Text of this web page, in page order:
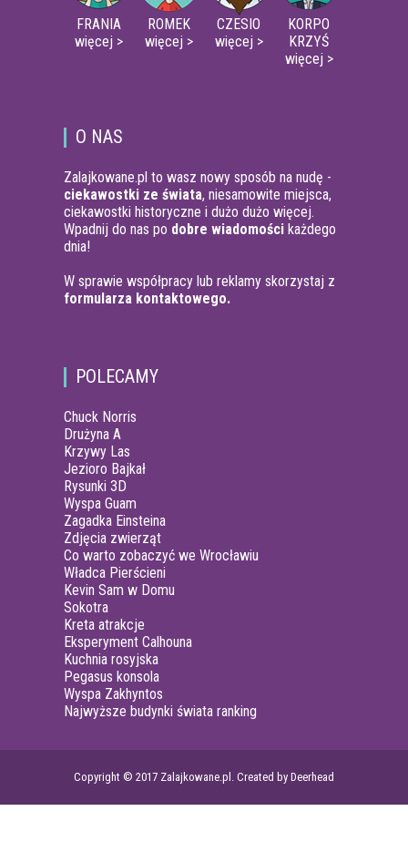
FRANIA
więcej >
ROMEK
więcej >
CZESIO
więcej >
KORPO
KRZYŚ
więcej >
O NAS
Zalajkowane.pl to wasz nowy sposób na nudę -
ciekawostki ze świata, niesamowite miejsca,
ciekawostki historyczne i dużo dużo więcej.
Wpadnij do nas po dobre wiadomości każdego
dnia!
W sprawie współpracy lub reklamy skorzystaj z
formularza kontaktowego.
POLECAMY
Chuck Norris
Drużyna A
Krzywy Las
Jezioro Bajkał
Rysunki 3D
Wyspa Guam
Zagadka Einsteina
Zdjęcia zwierząt
Co warto zobaczyć we Wrocławiu
Władca Pierścieni
Kevin Sam w Domu
Sokotra
Kreta atrakcje
Eksperyment Calhouna
Kuchnia rosyjska
Pegasus konsola
Wyspa Zakhyntos
Najwyższe budynki świata ranking
Copyright © 2017 Zalajkowane.pl. Created by Deerhead